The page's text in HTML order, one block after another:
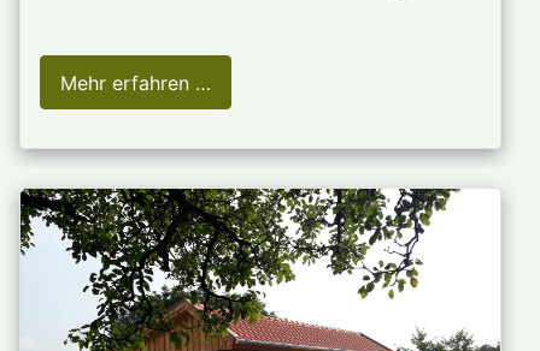
Mehr erfahren …